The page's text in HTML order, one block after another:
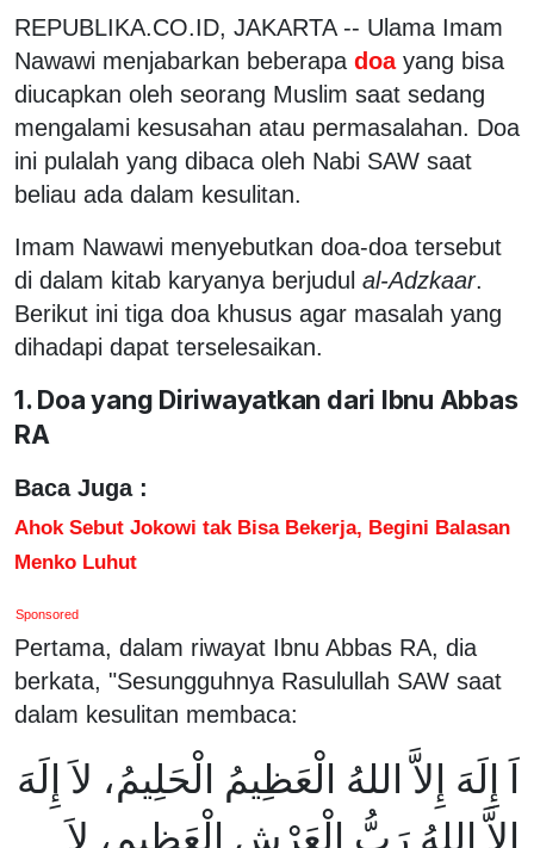
REPUBLIKA.CO.ID, JAKARTA -- Ulama Imam
Nawawi menjabarkan beberapa doa yang bisa
diucapkan oleh seorang Muslim saat sedang
mengalami kesusahan atau permasalahan. Doa
ini pulalah yang dibaca oleh Nabi SAW saat
beliau ada dalam kesulitan.
Imam Nawawi menyebutkan doa-doa tersebut
di dalam kitab karyanya berjudul al-Adzkaar.
Berikut ini tiga doa khusus agar masalah yang
dihadapi dapat terselesaikan.
1. Doa yang Diriwayatkan dari Ibnu Abbas
RA
Baca Juga :
Ahok Sebut Jokowi tak Bisa Bekerja, Begini Balasan
Menko Luhut
Sponsored
Pertama, dalam riwayat Ibnu Abbas RA, dia
berkata, "Sesungguhnya Rasulullah SAW saat
dalam kesulitan membaca:
اَ إِلَهَ إِلاَّ اللهُ الْعَظِيمُ الْحَلِيمُ، لاَ إِلَهَ
إِلاَّ اللهُ رَبُّ الْعَرْشِ الْعَظِيمِ، لاَ